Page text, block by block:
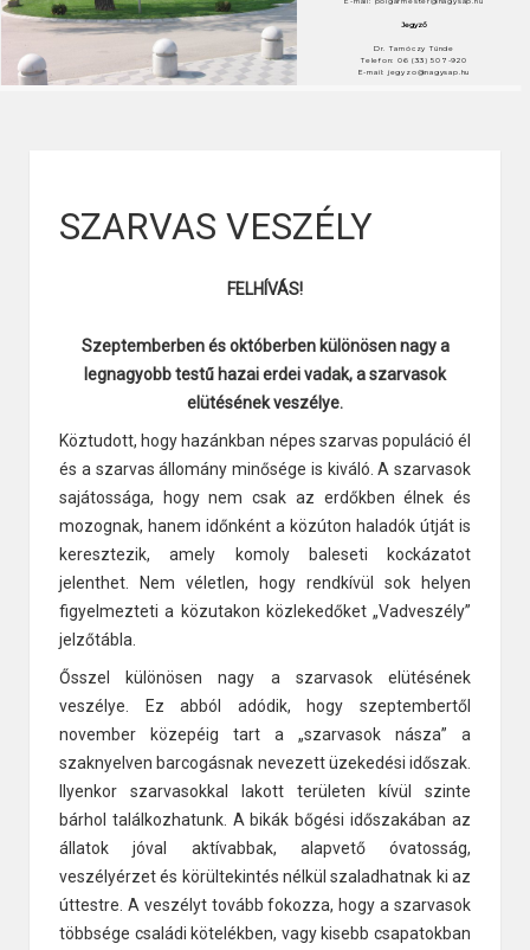
Jegyző
Dr. Tarnóczy Tünde
Telefon: 06 (33) 507-920
E-mail: jegyzo@nagysap.hu
SZARVAS VESZÉLY
FELHÍVÁS!
Szeptemberben és októberben különösen nagy a
legnagyobb testű hazai erdei vadak, a szarvasok
elütésének veszélye.
Köztudott, hogy hazánkban népes szarvas populáció él
és a szarvas állomány minősége is kiváló. A szarvasok
sajátossága, hogy nem csak az erdőkben élnek és
mozognak, hanem időnként a közúton haladók útját is
keresztezik, amely komoly baleseti kockázatot
jelenthet. Nem véletlen, hogy rendkívül sok helyen
figyelmezteti a közutakon közlekedőket „Vadveszély”
jelzőtábla.
Ősszel különösen nagy a szarvasok elütésének
veszélye. Ez abból adódik, hogy szeptembertől
november közepéig tart a „szarvasok násza” a
szaknyelven barcogásnak nevezett üzekedési időszak.
Ilyenkor szarvasokkal lakott területen kívül szinte
bárhol találkozhatunk. A bikák bőgési időszakában az
állatok jóval aktívabbak, alapvető óvatosság,
veszélyérzet és körültekintés nélkül szaladhatnak ki az
úttestre. A veszélyt tovább fokozza, hogy a szarvasok
többsége családi kötelékben, vagy kisebb csapatokban